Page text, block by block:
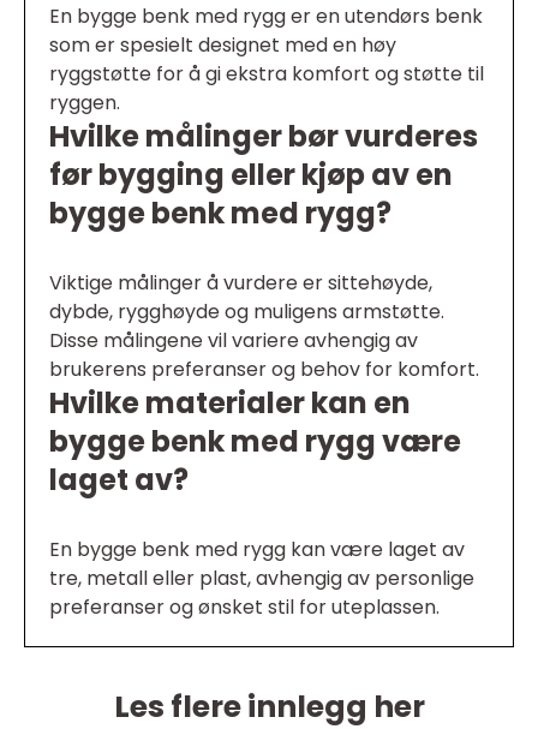
En bygge benk med rygg er en utendørs benk
som er spesielt designet med en høy
ryggstøtte for å gi ekstra komfort og støtte til
ryggen.
Hvilke målinger bør vurderes
før bygging eller kjøp av en
bygge benk med rygg?
Viktige målinger å vurdere er sittehøyde,
dybde, rygghøyde og muligens armstøtte.
Disse målingene vil variere avhengig av
brukerens preferanser og behov for komfort.
Hvilke materialer kan en
bygge benk med rygg være
laget av?
En bygge benk med rygg kan være laget av
tre, metall eller plast, avhengig av personlige
preferanser og ønsket stil for uteplassen.
Les flere innlegg her